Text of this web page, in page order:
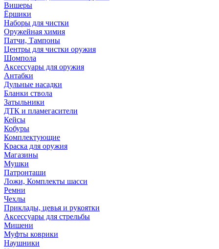
Вишеры
Ёршики
Наборы для чистки
Оружейная химия
Патчи, Тампоны
Центры для чистки оружия
Шомпола
Аксессуары для оружия
Антабки
Дульные насадки
Бланки ствола
Затыльники
ДТК и пламегасители
Кейсы
Кобуры
Комплектующие
Краска для оружия
Магазины
Мушки
Патронташи
Ложи, Комплекты шасси
Ремни
Чехлы
Приклады, цевья и рукоятки
Аксессуары для стрельбы
Мишени
Муфты коврики
Наушники